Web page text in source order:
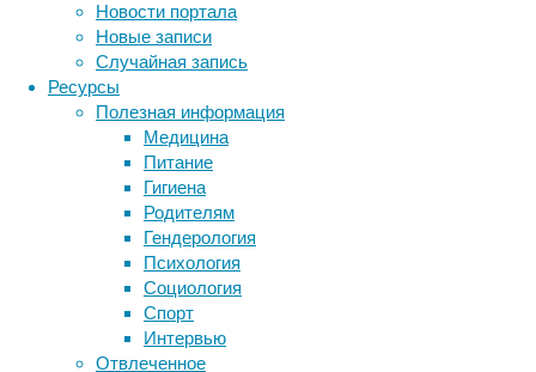
Новости портала
Новые записи
Случайная запись
Ресурсы
Полезная информация
Медицина
Питание
Гигиена
Родителям
Гендерология
Психология
Социология
Спорт
Интервью
Отвлеченное
эстетическими
процедурами.
Хочется
ждать
окончания
лечения,
процессе
получить
более
заметный
Метки